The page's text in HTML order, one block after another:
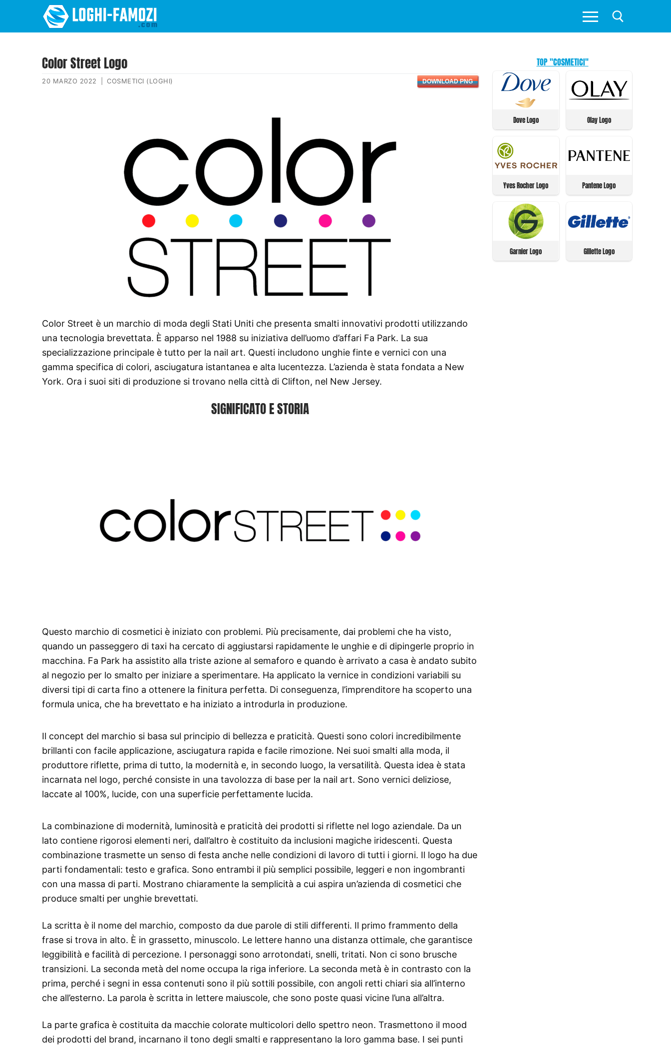
Color Street Logo
20 MARZO 2022 COSMETICI (LOGHI) DOWNLOAD PNG
Color Street è un marchio di moda degli Stati Uniti che presenta smalti innovativi prodotti utilizzando
una tecnologia brevettata. È apparso nel 1988 su iniziativa dell’uomo d’affari Fa Park. La sua
specializzazione principale è tutto per la nail art. Questi includono unghie finte e vernici con una
gamma specifica di colori, asciugatura istantanea e alta lucentezza. L’azienda è stata fondata a New
York. Ora i suoi siti di produzione si trovano nella città di Clifton, nel New Jersey.
SIGNIFICATO E STORIA
Questo marchio di cosmetici è iniziato con problemi. Più precisamente, dai problemi che ha visto,
quando un passeggero di taxi ha cercato di aggiustarsi rapidamente le unghie e di dipingerle proprio in
macchina. Fa Park ha assistito alla triste azione al semaforo e quando è arrivato a casa è andato subito
al negozio per lo smalto per iniziare a sperimentare. Ha applicato la vernice in condizioni variabili su
diversi tipi di carta fino a ottenere la finitura perfetta. Di conseguenza, l’imprenditore ha scoperto una
formula unica, che ha brevettato e ha iniziato a introdurla in produzione.
Il concept del marchio si basa sul principio di bellezza e praticità. Questi sono colori incredibilmente
brillanti con facile applicazione, asciugatura rapida e facile rimozione. Nei suoi smalti alla moda, il
produttore riflette, prima di tutto, la modernità e, in secondo luogo, la versatilità. Questa idea è stata
incarnata nel logo, perché consiste in una tavolozza di base per la nail art. Sono vernici deliziose,
laccate al 100%, lucide, con una superficie perfettamente lucida.
La combinazione di modernità, luminosità e praticità dei prodotti si riflette nel logo aziendale. Da un
lato contiene rigorosi elementi neri, dall’altro è costituito da inclusioni magiche iridescenti. Questa
combinazione trasmette un senso di festa anche nelle condizioni di lavoro di tutti i giorni. Il logo ha due
parti fondamentali: testo e grafica. Sono entrambi il più semplici possibile, leggeri e non ingombranti
con una massa di parti. Mostrano chiaramente la semplicità a cui aspira un’azienda di cosmetici che
produce smalti per unghie brevettati.
La scritta è il nome del marchio, composto da due parole di stili differenti. Il primo frammento della
frase si trova in alto. È in grassetto, minuscolo. Le lettere hanno una distanza ottimale, che garantisce
leggibilità e facilità di percezione. I personaggi sono arrotondati, snelli, tritati. Non ci sono brusche
transizioni. La seconda metà del nome occupa la riga inferiore. La seconda metà è in contrasto con la
prima, perché i segni in essa contenuti sono il più sottili possibile, con angoli retti chiari sia all’interno
che all’esterno. La parola è scritta in lettere maiuscole, che sono poste quasi vicine l’una all’altra.
La parte grafica è costituita da macchie colorate multicolori dello spettro neon. Trasmettono il mood
dei prodotti del brand, incarnano il tono degli smalti e rappresentano la loro gamma base. I sei punti
TOP "COSMETICI"
Dove Logo Olay Logo
Yves Rocher Logo Pantene Logo
Garnier Logo Gillette Logo